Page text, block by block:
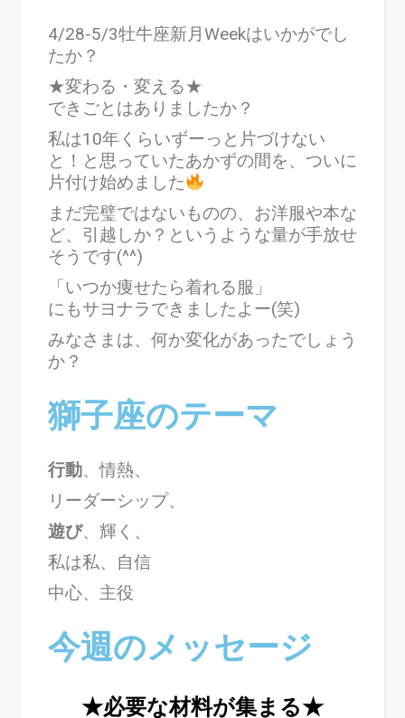
4/28-5/3牡牛座新月Weekはいかがでし
たか？
★変わる・変える★
できごとはありましたか？
私は10年くらいずーっと片づけない
と！と思っていたあかずの間を、ついに
片付け始めました
まだ完璧ではないものの、お洋服や本な
ど、引越しか？というような量が手放せ
そうです(^^)
「いつか痩せたら着れる服」
にもサヨナラできましたよー(笑)
みなさまは、何か変化があったでしょう
か？
獅子座のテーマ
行動、情熱、
リーダーシップ、
遊び、輝く、
私は私、自信
中心、主役
今週のメッセージ
★必要な材料が集まる★